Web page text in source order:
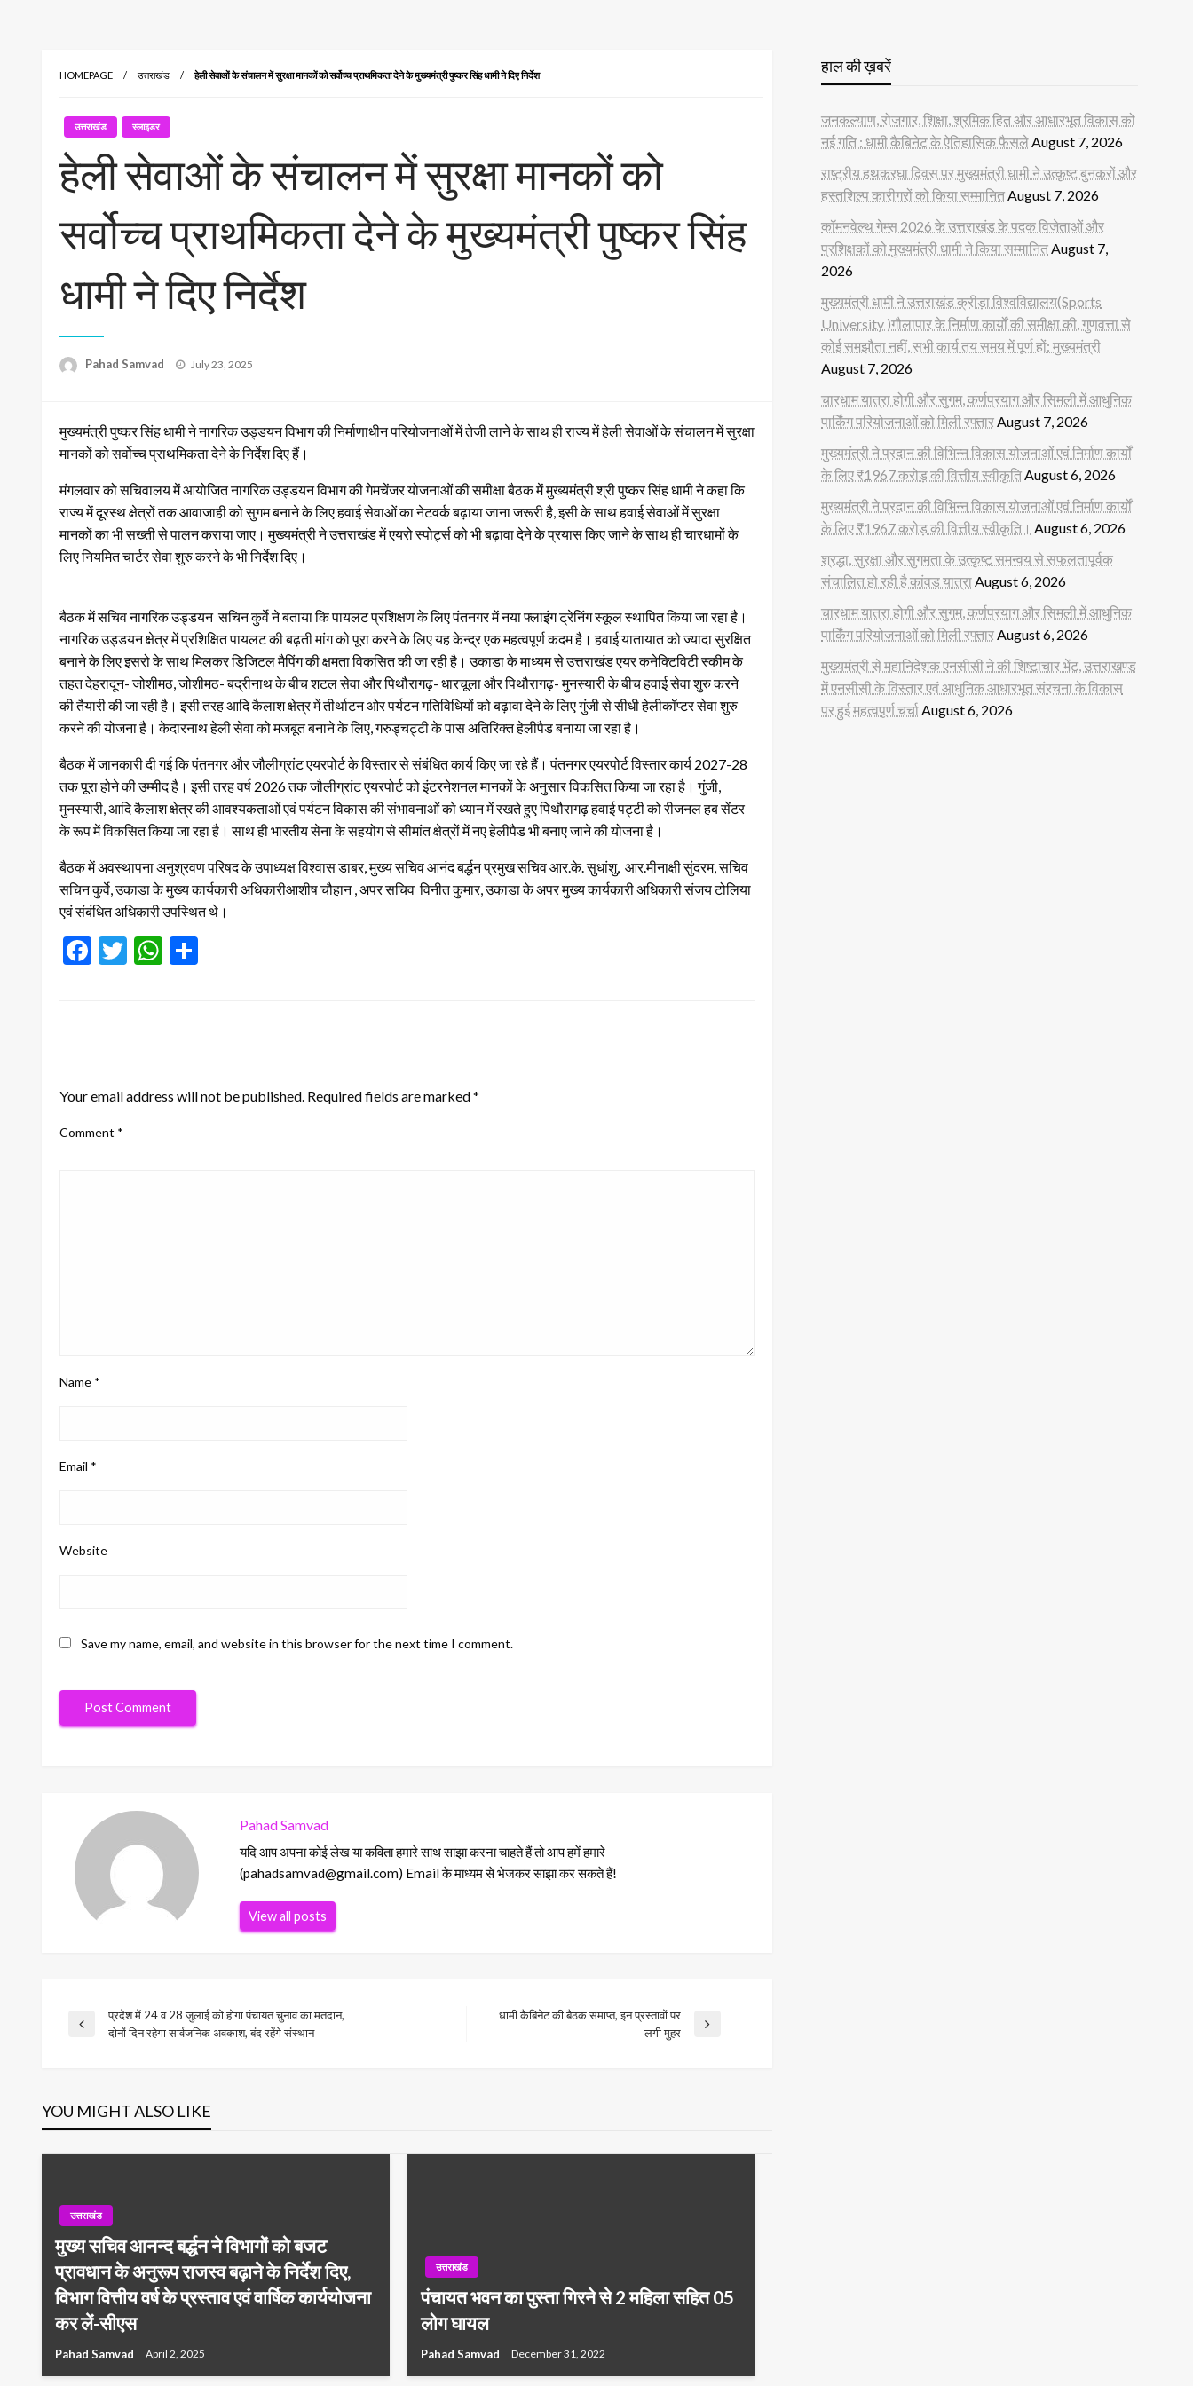
HOMEPAGE उत्तराखंड हेली सेवाओं के संचालन में सुरक्षा मानकों को सर्वोच्च प्राथमिकता देने के मुख्यमंत्री पुष्कर सिंह धामी ने दिए निर्देश
उत्तराखंड स्लाइडर
हेली सेवाओं के संचालन में सुरक्षा मानकों को
सर्वोच्च प्राथमिकता देने के मुख्यमंत्री पुष्कर सिंह
धामी ने दिए निर्देश
Pahad Samvad
Posted
July 23, 2025
मुख्यमंत्री पुष्कर सिंह धामी ने नागरिक उड्डयन विभाग की निर्माणाधीन परियोजनाओं में तेजी लाने के साथ ही राज्य में हेली सेवाओं के संचालन में सुरक्षा
मानकों को सर्वोच्च प्राथमिकता देने के निर्देश दिए हैं।
मंगलवार को सचिवालय में आयोजित नागरिक उड्डयन विभाग की गेमचेंजर योजनाओं की समीक्षा बैठक में मुख्यमंत्री श्री पुष्कर सिंह धामी ने कहा कि
राज्य में दूरस्थ क्षेत्रों तक आवाजाही को सुगम बनाने के लिए हवाई सेवाओं का नेटवर्क बढ़ाया जाना जरूरी है, इसी के साथ हवाई सेवाओं में सुरक्षा
मानकों का भी सख्ती से पालन कराया जाए। मुख्यमंत्री ने उत्तराखंड में एयरो स्पोर्ट्स को भी बढ़ावा देने के प्रयास किए जाने के साथ ही चारधामों के
लिए नियमित चार्टर सेवा शुरु करने के भी निर्देश दिए।
बैठक में सचिव नागरिक उड्डयन सचिन कुर्वे ने बताया कि पायलट प्रशिक्षण के लिए पंतनगर में नया फ्लाइंग ट्रेनिंग स्कूल स्थापित किया जा रहा है।
नागरिक उड्डयन क्षेत्र में प्रशिक्षित पायलट की बढ़ती मांग को पूरा करने के लिए यह केन्द्र एक महत्वपूर्ण कदम है। हवाई यातायात को ज्यादा सुरक्षित
बनाने के लिए इसरो के साथ मिलकर डिजिटल मैपिंग की क्षमता विकसित की जा रही है। उकाडा के माध्यम से उत्तराखंड एयर कनेक्टिविटी स्कीम के
तहत देहरादून- जोशीमठ, जोशीमठ- बद्रीनाथ के बीच शटल सेवा और पिथौरागढ़- धारचूला और पिथौरागढ़- मुनस्यारी के बीच हवाई सेवा शुरु करने
की तैयारी की जा रही है। इसी तरह आदि कैलाश क्षेत्र में तीर्थाटन ओर पर्यटन गतिविधियों को बढ़ावा देने के लिए गुंजी से सीधी हेलीकॉप्टर सेवा शुरु
करने की योजना है। केदारनाथ हेली सेवा को मजबूत बनाने के लिए, गरुड्चट्टी के पास अतिरिक्त हेलीपैड बनाया जा रहा है।
बैठक में जानकारी दी गई कि पंतनगर और जौलीग्रांट एयरपोर्ट के विस्तार से संबंधित कार्य किए जा रहे हैं। पंतनगर एयरपोर्ट विस्तार कार्य 2027-28
तक पूरा होने की उम्मीद है। इसी तरह वर्ष 2026 तक जौलीग्रांट एयरपोर्ट को इंटरनेशनल मानकों के अनुसार विकसित किया जा रहा है। गुंजी,
मुनस्यारी, आदि कैलाश क्षेत्र की आवश्यकताओं एवं पर्यटन विकास की संभावनाओं को ध्यान में रखते हुए पिथौरागढ़ हवाई पट्टी को रीजनल हब सेंटर
के रूप में विकसित किया जा रहा है। साथ ही भारतीय सेना के सहयोग से सीमांत क्षेत्रों में नए हेलीपैड भी बनाए जाने की योजना है।
बैठक में अवस्थापना अनुश्रवण परिषद के उपाध्यक्ष विश्वास डाबर, मुख्य सचिव आनंद बर्द्धन प्रमुख सचिव आर.के. सुधांशु, आर.मीनाक्षी सुंदरम, सचिव
सचिन कुर्वे, उकाडा के मुख्य कार्यकारी अधिकारीआशीष चौहान , अपर सचिव विनीत कुमार, उकाडा के अपर मुख्य कार्यकारी अधिकारी संजय टोलिया
एवं संबंधित अधिकारी उपस्थित थे।
Facebook
TwitterWhatsApp
Your email address will not be published. Required fields are marked*
Comment *
Name *
Email *
Website
Save my name, email, and website in this browser for the next time I comment.
Pahad Samvad
यदि आप अपना कोई लेख या कविता हमारे साथ साझा करना चाहते हैं तो आप हमें हमारे
(pahadsamvad@gmail.com) Email के माध्यम से भेजकर साझा कर सकते हैं!
View all posts
Post
Previous
प्रदेश में 24 व 28 जुलाई को होगा पंचायत चुनाव का मतदान,
दोनों दिन रहेगा सार्वजनिक अवकाश, बंद रहेंगे संस्थान
धामी कैबिनेट की बैठक समाप्त, इन प्रस्तावों पर
लगी मुहर
YOU MIGHT ALSO LIKE
उत्तराखंड
मुख्य सचिव आनन्द बर्द्धन ने विभागों को बजट
प्रावधान के अनुरूप राजस्व बढ़ाने के निर्देश दिए,
विभाग वित्तीय वर्ष के प्रस्ताव एवं वार्षिक कार्ययोजना
कर लें-सीएस
Pahad Samvad April 2, 2025
उत्तराखंड
पंचायत भवन का पुस्ता गिरने से 2 महिला सहित 05
लोग घायल
Pahad Samvad December 31, 2022
हाल की ख़बरें
जनकल्याण, रोजगार, शिक्षा, श्रमिक हित और आधारभूत विकास को
नई गति : धामी कैबिनेट के ऐतिहासिक फैसलेAugust 7, 2026
राष्ट्रीय हथकरघा दिवस पर मुख्यमंत्री धामी ने उत्कृष्ट बुनकरों और
हस्तशिल्प कारीगरों को किया सम्मानितAugust 7, 2026
कॉमनवेल्थ गेम्स 2026 के उत्तराखंड के पदक विजेताओं और
प्रशिक्षकों को मुख्यमंत्री धामी ने किया सम्मानितAugust 7,
2026
मुख्यमंत्री धामी ने उत्तराखंड क्रीड़ा विश्वविद्यालय(Sports
University )गौलापार के निर्माण कार्यों की समीक्षा की, गुणवत्ता से
कोई समझौता नहीं, सभी कार्य तय समय में पूर्ण हों: मुख्यमंत्री
August 7, 2026
चारधाम यात्रा होगी और सुगम, कर्णप्रयाग और सिमली में आधुनिक
पार्किंग परियोजनाओं को मिली रफ्तारAugust 7, 2026
मुख्यमंत्री ने प्रदान की विभिन्न विकास योजनाओं एवं निर्माण कार्यों
के लिए ₹1967 करोड़ की वित्तीय स्वीकृतिAugust 6, 2026
मुख्यमंत्री ने प्रदान की विभिन्न विकास योजनाओं एवं निर्माण कार्यों
के लिए ₹1967 करोड़ की वित्तीय स्वीकृति। August 6, 2026
श्रद्धा, सुरक्षा और सुगमता के उत्कृष्ट समन्वय से सफलतापूर्वक
संचालित हो रही है कांवड़ यात्राAugust 6, 2026
चारधाम यात्रा होगी और सुगम, कर्णप्रयाग और सिमली में आधुनिक
पार्किंग परियोजनाओं को मिली रफ्तारAugust 6, 2026
मुख्यमंत्री से महानिदेशक एनसीसी ने की शिष्टाचार भेंट, उत्तराखण्ड
में एनसीसी के विस्तार एवं आधुनिक आधारभूत संरचना के विकास
पर हुई महत्वपूर्ण चर्चाAugust 6, 2026